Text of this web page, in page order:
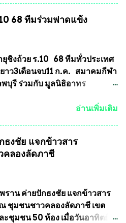
นดังนี้ 1.)พระทุกองค์จะต้อง
นหมายเลข (พร้อมทั้งมีการทำ
นการจัดสร้างให้ชัดเจน ว่าสร้าง
ร่ (เพื่อป้องกันการปั๊มเสริมใน
มีวัตถุประสงค์ที...
หมายการเลือกตั้ง นายณัฏฐ์ ธีร
ดเผยว่า “ยกตัวอย่างในเขต
องแสวงหาข้อเท็จจริงและดำเนิน
รเลือกตั้งใหม่ เพราะมีการร้อง
ทำความผิดกฎหมายการเลือกตั้ง
ณะกรรมการการเลือกตั้ง เพื่อให้
ะดำเนินการจัดให้มีการเลือกตั้ง
ระธานมูลนิธิธรรมาภิบาลและ
ล่าวต่ออีกว่า “นครเชียงใหม่
ห้ผู้นำในระดับต่างๆมีหลักธร
ารบริหารราชการแผ่นดิน คณะ
เลือกตั้งถือเป็นองค์กรอิสระตาม
68 ทีมร่วมฟาดแข้ง
ชิงถ้วย ร.10 68 ทีมทั่วประเทศ
าว3เดือนจบ11 ก.ค. สมาคมกีฬา
บุรี ร่วมกับ มูลนิธิอาทร
ลสูงอายุชิงแชมป์ประเทศไทย ชิง
ชาติอนุญาตให้ลงแข่งขันได้ ทีม
บาท พร้อมได้สิทธิ์ไป
ทศอีกด้วย ที่ห้องประชุม โรงทาน
าคุณ พระราชวิสุทธิ ประชานาถ
งกต ) ในฐานะประธานมูลนิธิ
ละ ประธานอำนวยการจัดการ
อ่านเพิ่มเติม
งชัย แจกข้าวสาร
คลองลัดภาชี
ราน ค่ายปักธงชัย แจกข้าวสาร
ชุมชนชาวคลองลัดภาชี เขต
ะชุมชน 50 ห้อง เมื่อวันอาทิตย์ที่